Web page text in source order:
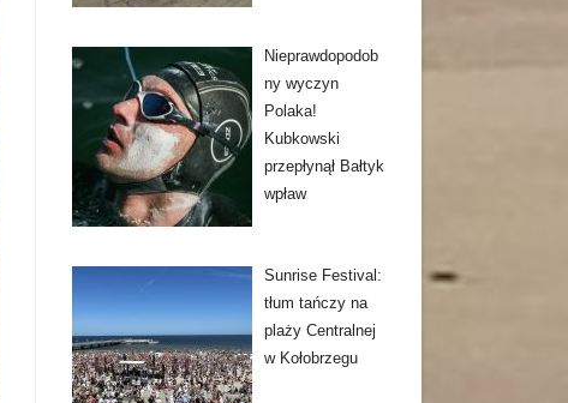
Nieprawdopodob
ny wyczyn
Polaka!
Kubkowski
przepłynął Bałtyk
wpław
Sunrise Festival:
tłum tańczy na
plaży Centralnej
w Kołobrzegu